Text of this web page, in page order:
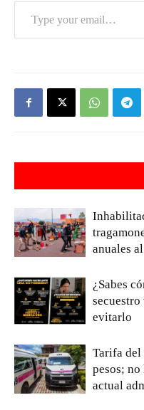
anuales
¿Sabes
secuestro
evitarlo
Tarifa del
pesos; no
actual